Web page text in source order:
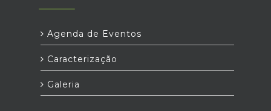
Agenda de Eventos
Caracterização
Galeria